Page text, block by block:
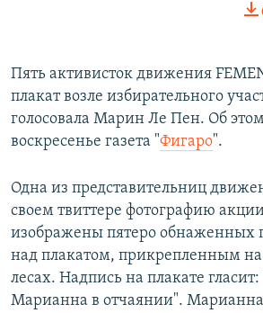
Пять активисток движения
плакат возле избирательного
голосовала Марин Ле Пен. Об
воскресенье газета "Фигаро".
Одна из представительниц
своем твиттере фотографию
изображены пятеро обнаженных
над плакатом, прикрепленным
лесах. Надпись на плакате
Марианна в отчаянии". Марианна